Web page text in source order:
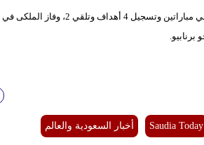
يتصدر ريال مدريد جدول ترتيب المجموعة الثالثة برصيد 6 نقاط جمعها من الفوز في
Saudia Today أخبار السعودية والعالم